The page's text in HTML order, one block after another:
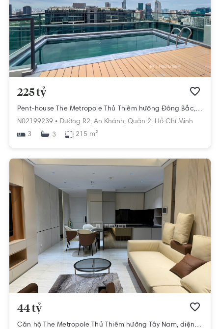
225 tỷ
Pent-house The Metropole Thủ Thiêm hướng Đông Bắc, diện tích 215m²
N02199239 • Đường R2, An Khánh, Quận 2, Hồ Chí Minh
3
3 215 m²
44 tỷ
Căn hộ The Metropole Thủ Thiêm hướng Tây Nam, diện tích 90m²